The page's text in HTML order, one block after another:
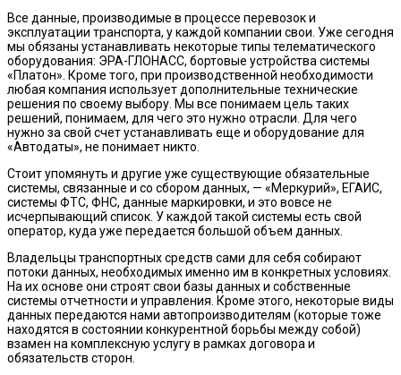
Все данные, производимые в процессе перевозок и
эксплуатации транспорта, у каждой компании свои. Уже сегодня
мы обязаны устанавливать некоторые типы телематического
оборудования: ЭРА-ГЛОНАСС, бортовые устройства системы
«Платон». Кроме того, при производственной необходимости
любая компания использует дополнительные технические
решения по своему выбору. Мы все понимаем цель таких
решений, понимаем, для чего это нужно отрасли. Для чего
нужно за свой счет устанавливать еще и оборудование для
«Автодаты», не понимает никто.
Стоит упомянуть и другие уже существующие обязательные
системы, связанные и со сбором данных, — «Меркурий», ЕГАИС,
системы ФТС, ФНС, данные маркировки, и это вовсе не
исчерпывающий список. У каждой такой системы есть свой
оператор, куда уже передается большой объем данных.
Владельцы транспортных средств сами для себя собирают
потоки данных, необходимых именно им в конкретных условиях.
На их основе они строят свои базы данных и собственные
системы отчетности и управления. Кроме этого, некоторые виды
данных передаются нами автопроизводителям (которые тоже
находятся в состоянии конкурентной борьбы между собой)
взамен на комплексную услугу в рамках договора и
обязательств сторон.